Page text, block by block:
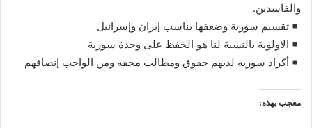
والفاسدين.
تقسيم سورية وضعفها يناسب إيران وإسرائيل
الاولوية بالنسبة لنا هو الحفظ على وحدة سورية
أكراد سورية لديهم حقوق ومطالب محقة ومن الواجب إنصافهم
معجب بهذه: